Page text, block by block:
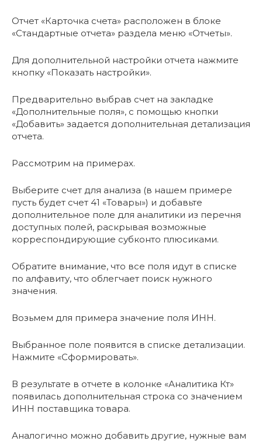
Отчет «Карточка счета» расположен в блоке
«Стандартные отчета» раздела меню «Отчеты».
Для дополнительной настройки отчета нажмите
кнопку «Показать настройки».
Предварительно выбрав счет на закладке
«Дополнительные поля», с помощью кнопки
«Добавить» задается дополнительная детализация
отчета.
Рассмотрим на примерах.
Выберите счет для анализа (в нашем примере
пусть будет счет 41 «Товары») и добавьте
дополнительное поле для аналитики из перечня
доступных полей, раскрывая возможные
корреспондирующие субконто плюсиками.
Обратите внимание, что все поля идут в списке
по алфавиту, что облегчает поиск нужного
значения.
Возьмем для примера значение поля ИНН.
Выбранное поле появится в списке детализации.
Нажмите «Сформировать».
В результате в отчете в колонке «Аналитика Кт»
появилась дополнительная строка со значением
ИНН поставщика товара.
Аналогично можно добавить другие, нужные вам